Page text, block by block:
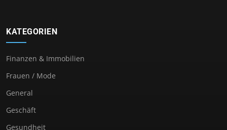
KATEGORIEN
Finanzen & Immobilien
Frauen / Mode
General
Geschäft
Gesundheit